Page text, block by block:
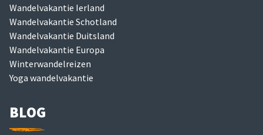
Wandelvakantie Ierland
Wandelvakantie Schotland
Wandelvakantie Duitsland
Wandelvakantie Europa
Winterwandelreizen
Yoga wandelvakantie
BLOG